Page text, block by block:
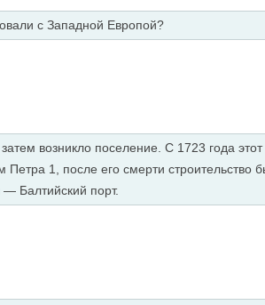
с Западной Европой?
возникло поселение. С 1723 года этот
1, после его смерти строительство
— Балтийский порт.